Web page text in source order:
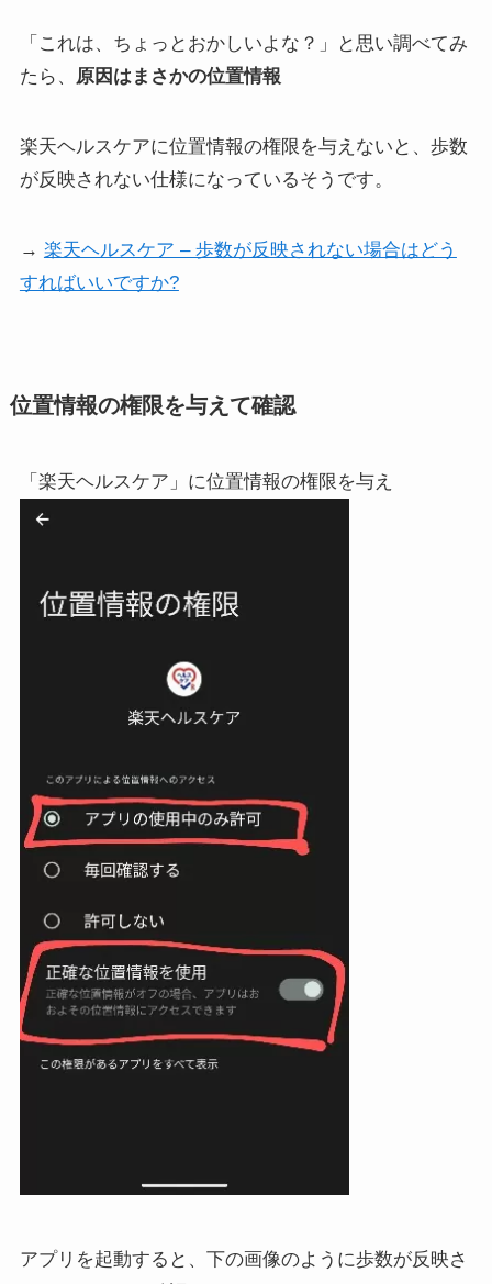
「これは、ちょっとおかしいよな？」と思い調べてみ
たら、 原因はまさかの位置情報
楽天ヘルスケアに位置情報の権限を与えないと、歩数
が反映されない仕様になっているそうです。
→ 楽天ヘルスケア – 歩数が反映されない場合はどう
すればいいですか?
位置情報の権限を与えて確認
「楽天ヘルスケア」に位置情報の権限を与え
アプリを起動すると、下の画像のように歩数が反映さ